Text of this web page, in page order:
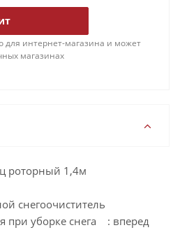
для интернет-магазина и может
магазинах
роторный 1,4м
снегоочиститель
при уборке снега : вперед